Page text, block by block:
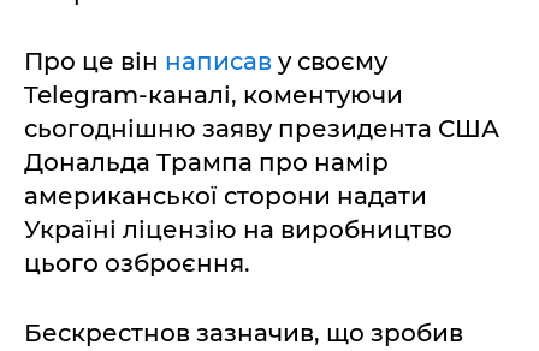
Про це він написав у своєму
Telegram-каналі, коментуючи
сьогоднішню заяву президента США
Дональда Трампа про намір
американської сторони надати
Україні ліцензію на виробництво
цього озброєння.
Бескрестнов зазначив, що зробив